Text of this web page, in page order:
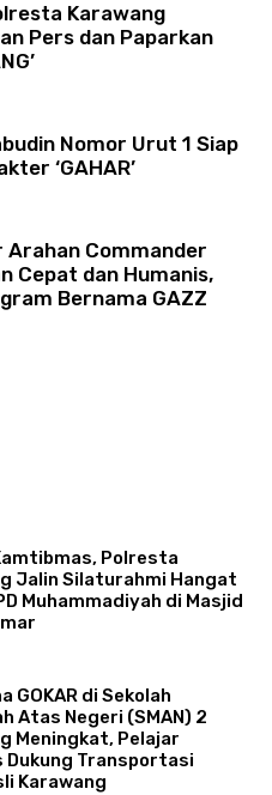
Karawang
Pers dan Paparkan
Nomor Urut 1 Siap
‘GAHAR’
Arahan Commander
Cepat dan Humanis,
Bernama GAZZ
Polresta
Jalin Silaturahmi Hangat
Muhammadiyah di Masjid
GOKAR di Sekolah
Atas Negeri (SMAN) 2
Meningkat, Pelajar
Dukung Transportasi
Karawang